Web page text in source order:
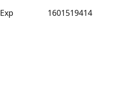
Exp 1601519414